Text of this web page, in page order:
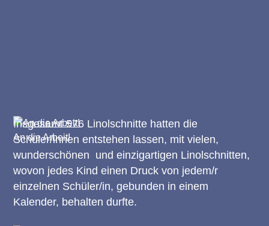
An die Arbeit!
Insgesamt 576 Linolschnitte hatten die
Schüler/innen entstehen lassen, mit vielen,
wunderschönen und einzigartigen Linolschnitten,
wovon jedes Kind einen Druck von jedem/r
einzelnen Schüler/in, gebunden in einem
Kalender, behalten durfte.